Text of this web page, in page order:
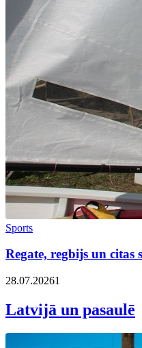
Sports
Regate, regbijs un citas
28.07.20261
Latvijā un pasaulē